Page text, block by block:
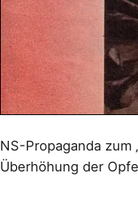
NS-Propaganda zum
Überhöhung der